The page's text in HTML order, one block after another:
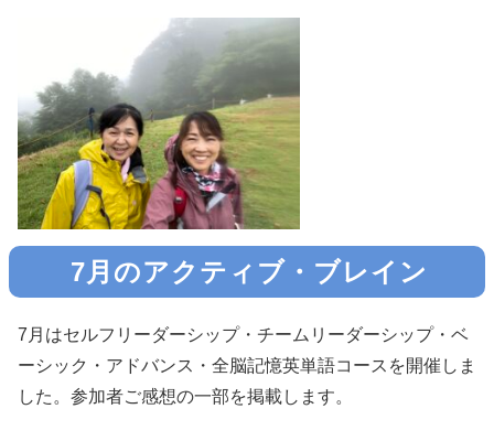
7月のアクティブ・ブレイン
7月はセルフリーダーシップ・チームリーダーシップ・ベ
ーシック・アドバンス・全脳記憶英単語コースを開催しま
した。参加者ご感想の一部を掲載します。